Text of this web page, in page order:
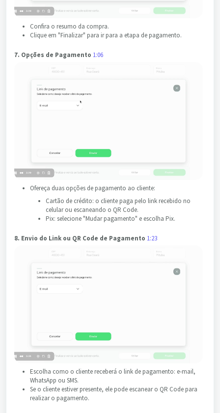
Confira o resumo da compra.
Clique em "Finalizar" para ir para a etapa de pagamento.
7. Opções de Pagamento 1:06
Ofereça duas opções de pagamento ao cliente:
Cartão de crédito: o cliente paga pelo link recebido no
celular ou escaneando o QR Code.
Pix: selecione "Mudar pagamento" e escolha Pix.
8. Envio do Link ou QR Code de Pagamento 1:23
Escolha como o cliente receberá o link de pagamento: e-mail,
WhatsApp ou SMS.
Se o cliente estiver presente, ele pode escanear o QR Code para
realizar o pagamento.